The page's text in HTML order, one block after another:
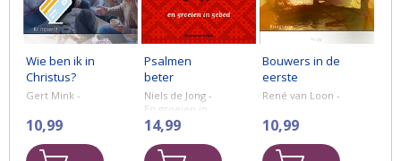
Wie ben ik in
Christus?
Gert Mink -
10,99
Psalmen
beter
begrijpen
Niels de Jong -
En groeien in
gebed
In dit boekje
14,99
Bouwers in de
eerste
gemeenten
René van Loon -
10,99